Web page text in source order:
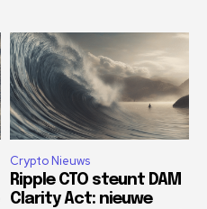
Crypto Nieuws
Ripple CTO steunt DAM
Clarity Act: nieuwe